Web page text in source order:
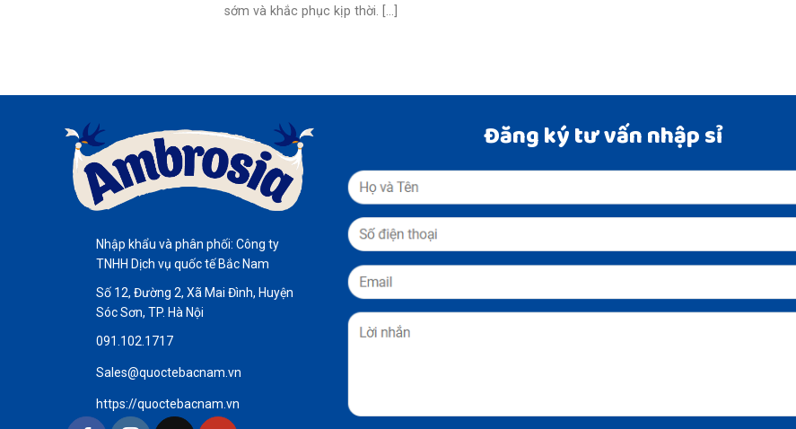
sớm và khắc phục kịp thời. [...]
Nhập khẩu và phân phối: Công ty
TNHH Dịch vụ quốc tế Bắc Nam
Số 12, Đường 2, Xã Mai Đình, Huyện
Sóc Sơn, TP. Hà Nội
091.102.1717
Sales@quoctebacnam.vn
https://quoctebacnam.vn
Đăng ký tư vấn nhập sỉ